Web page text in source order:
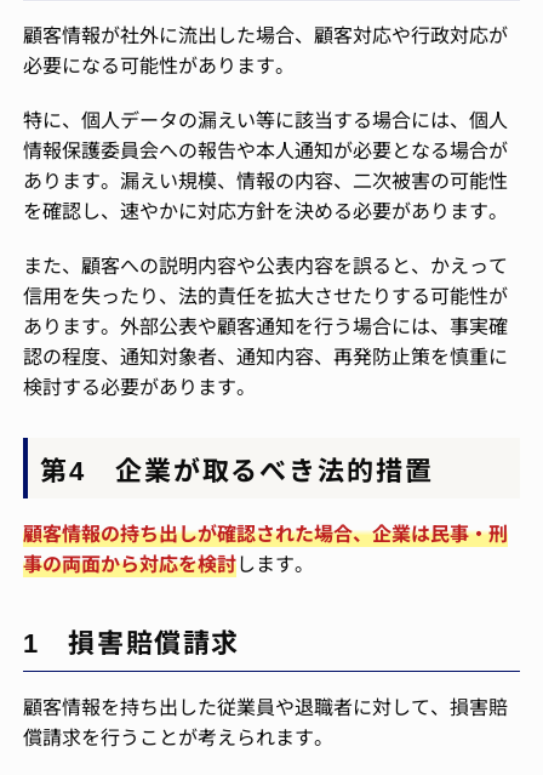
顧客情報が社外に流出した場合、顧客対応や行政対応が
必要になる可能性があります。
特に、個人データの漏えい等に該当する場合には、個人
情報保護委員会への報告や本人通知が必要となる場合が
あります。漏えい規模、情報の内容、二次被害の可能性
を確認し、速やかに対応方針を決める必要があります。
また、顧客への説明内容や公表内容を誤ると、かえって
信用を失ったり、法的責任を拡大させたりする可能性が
あります。外部公表や顧客通知を行う場合には、事実確
認の程度、通知対象者、通知内容、再発防止策を慎重に
検討する必要があります。
第4 企業が取るべき法的措置
顧客情報の持ち出しが確認された場合、企業は民事・刑
事の両面から対応を検討します。
1 損害賠償請求
顧客情報を持ち出した従業員や退職者に対して、損害賠
償請求を行うことが考えられます。